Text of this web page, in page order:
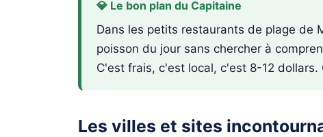
💎 Le bon plan du Capitaine
Dans les petits restaurants de plage de
poisson du jour sans chercher à
C'est frais, c'est local, c'est 8-12 dollars.
Les villes et sites